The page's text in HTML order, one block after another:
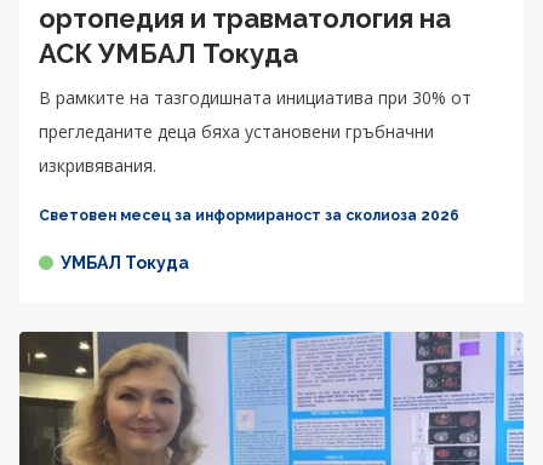
ортопедия и травматология на
АСК УМБАЛ Токуда
В рамките на тазгодишната инициатива при 30% от
прегледаните деца бяха установени гръбначни
изкривявания.
Световен месец за информираност за сколиоза 2026
УМБАЛ Токуда